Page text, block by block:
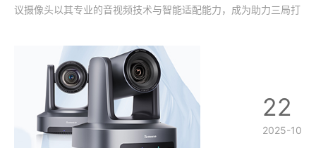
议摄像头以其专业的音视频技术与智能适配能力，成为助力三局打
“可视化中枢”中建三局的“智
22
2025-10